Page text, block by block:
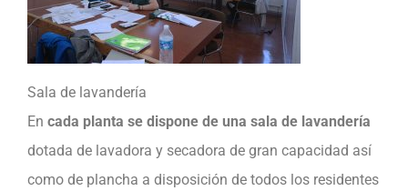
Sala de lavandería
En cada planta se dispone de una sala de lavandería
dotada de lavadora y secadora de gran capacidad así
como de plancha a disposición de todos los residentes